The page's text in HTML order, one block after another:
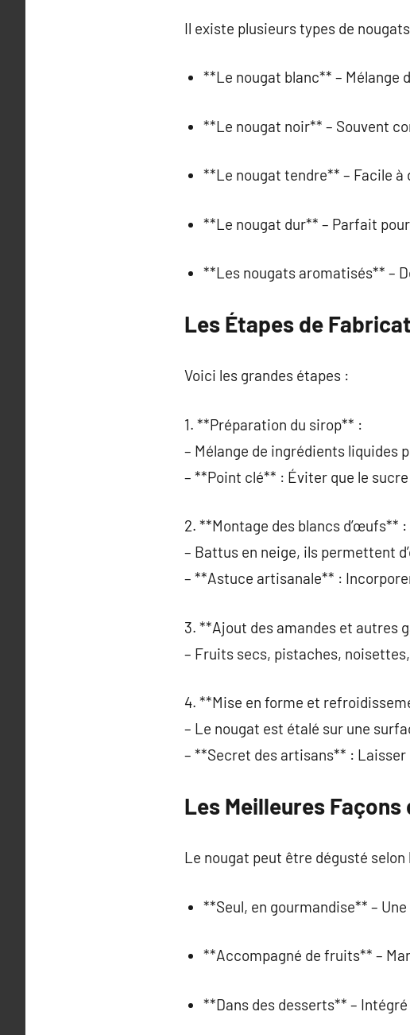
Il existe plusieurs types de
**Le nougat blanc** – Mélange
**Le nougat noir** – Souvent
**Le nougat tendre** – Facile à
**Le nougat dur** – Parfait
**Les nougats aromatisés** –
Les Étapes de
Voici les grandes étapes :
1. **Préparation du sirop** :
– Mélange de ingrédients liquides
– **Point clé** : Éviter que le
2. **Montage des blancs d’œufs** :
– Battus en neige, ils permettent
– **Astuce artisanale** :
3. **Ajout des amandes et autres
– Fruits secs, pistaches,
4. **Mise en forme et
– Le nougat est étalé sur une
– **Secret des artisans** :
Les Meilleures
Le nougat peut être dégusté
**Seul, en gourmandise** –
**Accompagné de fruits** –
**Dans des desserts** –